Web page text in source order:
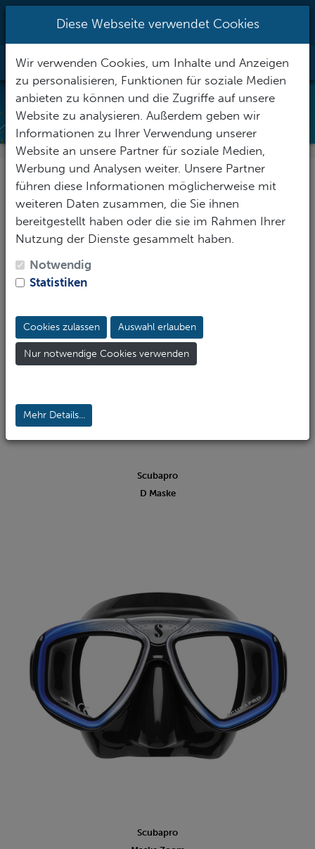
tauchsportzentrum.de
Toggle
MASKEN AUSWAHL
Scubapro
D Maske
Scubapro
Diese Webseite verwendet Cookies
Wir verwenden Cookies, um Inhalte und Anzeigen
zu personalisieren, Funktionen für soziale Medien
anbieten zu können und die Zugriffe auf unsere
Website zu analysieren. Außerdem geben wir
Informationen zu Ihrer Verwendung unserer
Website an unsere Partner für soziale Medien,
Werbung und Analysen weiter. Unsere Partner
führen diese Informationen möglicherweise mit
weiteren Daten zusammen, die Sie ihnen
bereitgestellt haben oder die sie im Rahmen Ihrer
Nutzung der Dienste gesammelt haben.
Notwendig
Statistiken
Cookies zulassen Auswahl erlauben
Nur notwendige Cookies verwenden
Mehr Details...